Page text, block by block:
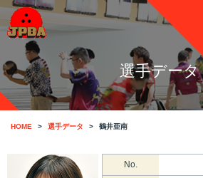
選手データ
HOME 選手データ 鶴井亜南
No.